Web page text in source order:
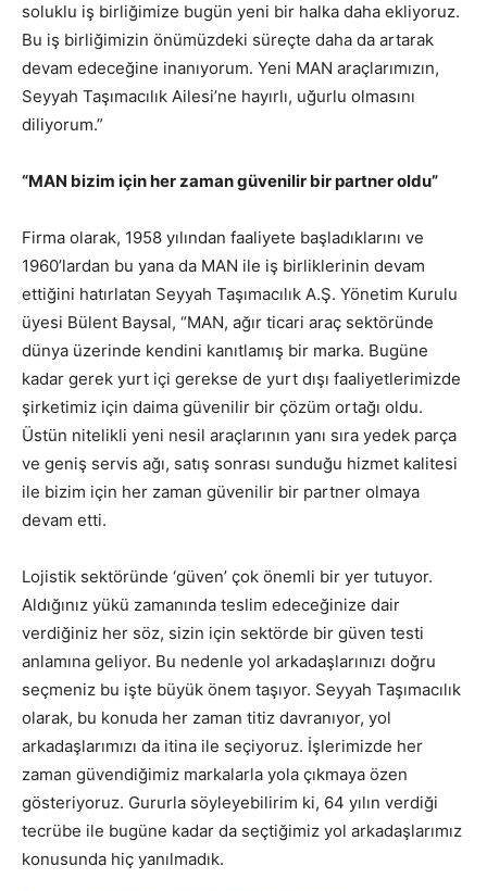
soluklu iş birliğimize bugün yeni bir halka daha ekliyoruz.
Bu iş birliğimizin önümüzdeki süreçte daha da artarak
devam edeceğine inanıyorum. Yeni MAN araçlarımızın,
Seyyah Taşımacılık Ailesi’ne hayırlı, uğurlu olmasını
diliyorum.”
“MAN bizim için her zaman güvenilir bir partner oldu”
Firma olarak, 1958 yılından faaliyete başladıklarını ve
1960’lardan bu yana da MAN ile iş birliklerinin devam
ettiğini hatırlatan Seyyah Taşımacılık A.Ş. Yönetim Kurulu
üyesi Bülent Baysal, “MAN, ağır ticari araç sektöründe
dünya üzerinde kendini kanıtlamış bir marka. Bugüne
kadar gerek yurt içi gerekse de yurt dışı faaliyetlerimizde
şirketimiz için daima güvenilir bir çözüm ortağı oldu.
Üstün nitelikli yeni nesil araçlarının yanı sıra yedek parça
ve geniş servis ağı, satış sonrası sunduğu hizmet kalitesi
ile bizim için her zaman güvenilir bir partner olmaya
devam etti.
Lojistik sektöründe ‘güven’ çok önemli bir yer tutuyor.
Aldığınız yükü zamanında teslim edeceğinize dair
verdiğiniz her söz, sizin için sektörde bir güven testi
anlamına geliyor. Bu nedenle yol arkadaşlarınızı doğru
seçmeniz bu işte büyük önem taşıyor. Seyyah Taşımacılık
olarak, bu konuda her zaman titiz davranıyor, yol
arkadaşlarımızı da itina ile seçiyoruz. İşlerimizde her
zaman güvendiğimiz markalarla yola çıkmaya özen
gösteriyoruz. Gururla söyleyebilirim ki, 64 yılın verdiği
tecrübe ile bugüne kadar da seçtiğimiz yol arkadaşlarımız
konusunda hiç yanılmadık.